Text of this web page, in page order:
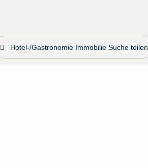
Hotel-/Gastronomie Immobilie Suche teilen